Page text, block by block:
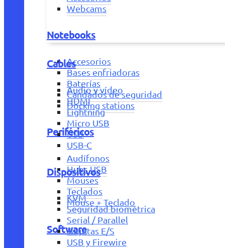
Webcams
Notebooks
Accesorios
Bases enfriadoras
Baterías
Candados de seguridad
Docking stations
Periféricos
Audífonos
Hubs USB
Mouses
Teclados
Mouse + Teclado
Software
Cables
Audio y vídeo
HDMI
Lightning
Micro USB
USB
USB-C
Dispositivos
KVM
Seguridad biométrica
Serial / Parallel
Tarjetas E/S
USB y Firewire